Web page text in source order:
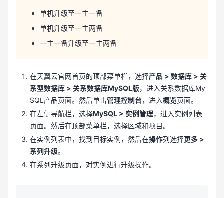
单机升级至一主一备
单机升级至一主两备
一主一备升级至一主两备
在天翼云官网首页的顶部菜单栏，选择产品 > 数据库 > 关
系型数据库 > 关系数据库MySQL版，进入关系数据库My
SQL产品页面。然后单击管理控制台，进入概览页面。
在左侧导航栏，选择MySQL > 实例管理，进入实例列表
页面。然后在顶部菜单栏，选择区域和项目。
在实例列表中，找到目标实例，然后在操作列选择更多 >
系列升级。
在系列升级页面，对实例进行升级操作。